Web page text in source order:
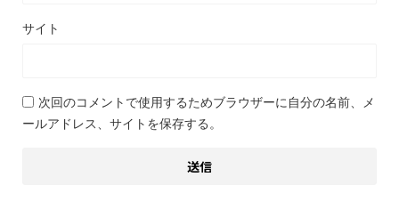
サイト
次回のコメントで使用するためブラウザーに自分の名前、メ
ールアドレス、サイトを保存する。